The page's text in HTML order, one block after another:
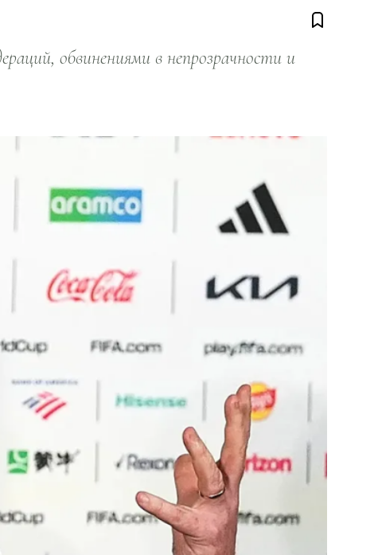
обвинениями в непрозрачности и